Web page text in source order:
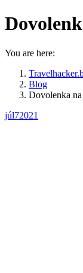
You are here:
Blog
Dovolenka
júl72021